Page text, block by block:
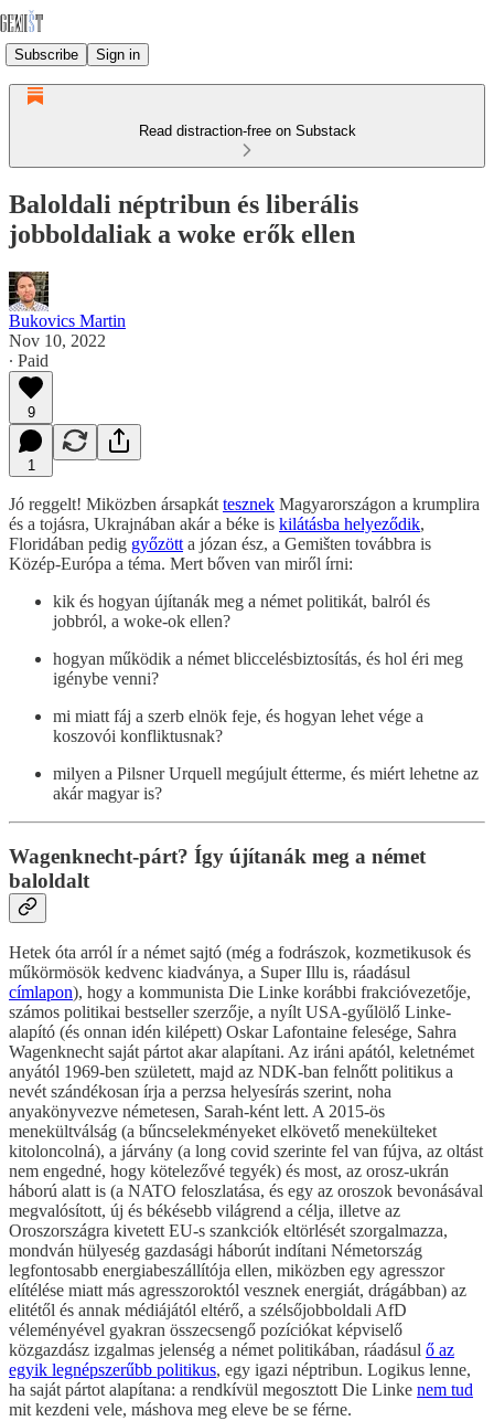
Subscribe Sign in
Read distraction-free on Substack
Baloldali néptribun és liberális
jobboldaliak a woke erők ellen
Bukovics Martin
Nov 10, 2022
∙ Paid
9
1
Jó reggelt! Miközben ársapkát tesznek Magyarországon a krumplira
és a tojásra, Ukrajnában akár a béke is kilátásba helyeződik,
Floridában pedig győzött a józan ész, a Gemišten továbbra is
Közép-Európa a téma. Mert bőven van miről írni:
kik és hogyan újítanák meg a német politikát, balról és
jobbról, a woke-ok ellen?
hogyan működik a német bliccelésbiztosítás, és hol éri meg
igénybe venni?
mi miatt fáj a szerb elnök feje, és hogyan lehet vége a
koszovói konfliktusnak?
milyen a Pilsner Urquell megújult étterme, és miért lehetne az
akár magyar is?
Wagenknecht-párt? Így újítanák meg a német
baloldalt
Hetek óta arról ír a német sajtó (még a fodrászok, kozmetikusok és
műkörmösök kedvenc kiadványa, a Super Illu is, ráadásul
címlapon), hogy a kommunista Die Linke korábbi frakcióvezetője,
számos politikai bestseller szerzője, a nyílt USA-gyűlölő Linke-
alapító (és onnan idén kilépett) Oskar Lafontaine felesége, Sahra
Wagenknecht saját pártot akar alapítani. Az iráni apától, keletnémet
anyától 1969-ben született, majd az NDK-ban felnőtt politikus a
nevét szándékosan írja a perzsa helyesírás szerint, noha
anyakönyvezve németesen, Sarah-ként lett. A 2015-ös
menekültválság (a bűncselekményeket elkövető menekülteket
kitoloncolná), a járvány (a long covid szerinte fel van fújva, az oltást
nem engedné, hogy kötelezővé tegyék) és most, az orosz-ukrán
háború alatt is (a NATO feloszlatása, és egy az oroszok bevonásával
megvalósított, új és békésebb világrend a célja, illetve az
Oroszországra kivetett EU-s szankciók eltörlését szorgalmazza,
mondván hülyeség gazdasági háborút indítani Németország
legfontosabb energiabeszállítója ellen, miközben egy agresszor
elítélése miatt más agresszoroktól vesznek energiát, drágábban) az
elitétől és annak médiájától eltérő, a szélsőjobboldali AfD
véleményével gyakran összecsengő pozíciókat képviselő
közgazdász izgalmas jelenség a német politikában, ráadásul ő az
egyik legnépszerűbb politikus, egy igazi néptribun. Logikus lenne,
ha saját pártot alapítana: a rendkívül megosztott Die Linke nem tud
mit kezdeni vele, máshova meg eleve be se férne.